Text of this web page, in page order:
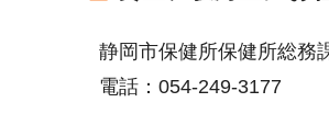
静岡市保健所保健所総務
電話：054-249-3177